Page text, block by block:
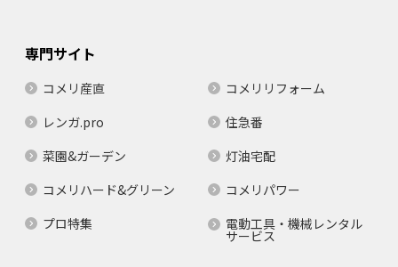
専門サイト
コメリ産直
コメリリフォーム
レンガ.pro
住急番
菜園&ガーデン
灯油宅配
コメリハード&グリーン
コメリパワー
プロ特集
電動工具・機械レンタル
サービス